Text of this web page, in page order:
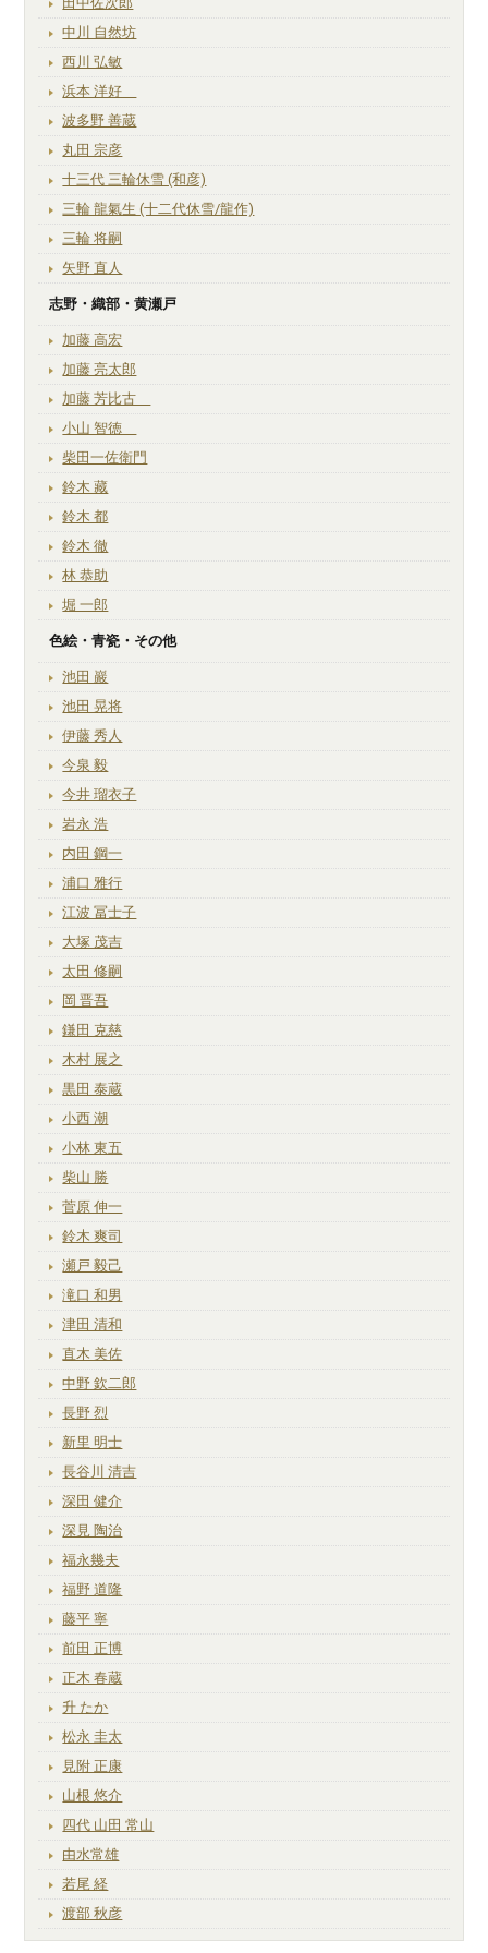
中川 自然坊
西川 弘敏
浜本 洋好
波多野 善蔵
丸田 宗彦
十三代 三輪休雪 (和彦)
三輪 龍氣生 (十二代休雪/龍作)
三輪 将嗣
矢野 直人
志野・織部・黄瀬戸
加藤 高宏
加藤 亮太郎
加藤 芳比古
小山 智徳
柴田一佐衛門
鈴木 藏
鈴木 都
鈴木 徹
林 恭助
堀 一郎
色絵・青瓷・その他
池田 巖
池田 晃将
伊藤 秀人
今泉 毅
今井 瑠衣子
岩永 浩
内田 鋼一
浦口 雅行
江波 冨士子
大塚 茂吉
太田 修嗣
岡 晋吾
鎌田 克慈
木村 展之
黒田 泰蔵
小西 潮
小林 東五
柴山 勝
菅原 伸一
鈴木 爽司
瀬戸 毅己
滝口 和男
津田 清和
直木 美佐
中野 欽二郎
長野 烈
新里 明士
長谷川 清吉
深田 健介
深見 陶治
福永幾夫
福野 道隆
藤平 寧
前田 正博
正木 春蔵
升 たか
松永 圭太
見附 正康
山根 悠介
四代 山田 常山
由水常雄
若尾 経
渡部 秋彦